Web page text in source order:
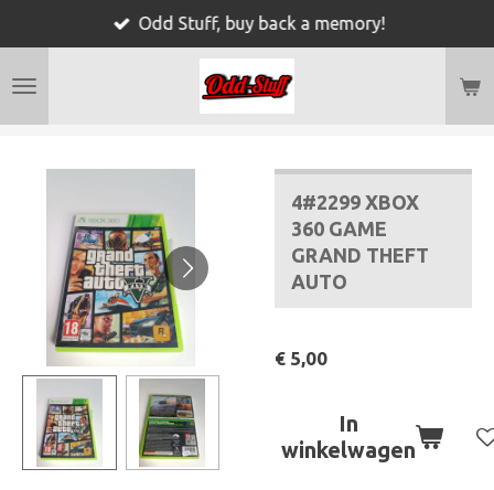
naar
Odd Stuff, buy back a memory!
4#2299 XBOX
360 GAME
GRAND THEFT
AUTO
€ 5,00
In
winkelwagen